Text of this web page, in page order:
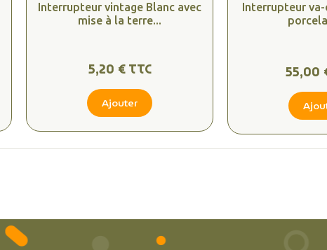
Interrupteur vintage Blanc avec
mise à la terre...
5,20 € TTC
Ajouter
Interrupteur
55,00